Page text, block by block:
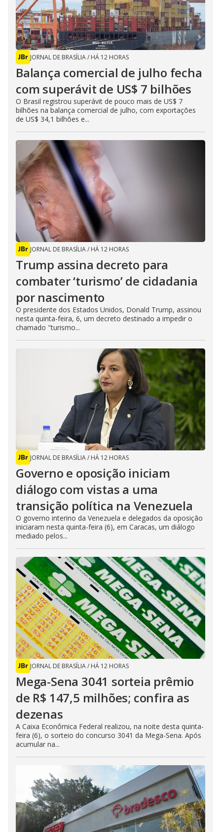
JORNAL DE BRASÍLIA/ HÁ 12 HORAS
Balança comercial de julho fecha
com superávit de US$ 7 bilhões
O Brasil registrou superávit de pouco mais de US$ 7
bilhões na balança comercial de julho, com exportações
de US$ 34,1 bilhões e...
JORNAL DE BRASÍLIA/ HÁ 12 HORAS
Trump assina decreto para
combater ‘turismo’ de cidadania
por nascimento
O presidente dos Estados Unidos, Donald Trump, assinou
nesta quinta-feira, 6, um decreto destinado a impedir o
chamado "turismo...
JORNAL DE BRASÍLIA/ HÁ 12 HORAS
Governo e oposição iniciam
diálogo com vistas a uma
transição política na Venezuela
O governo interino da Venezuela e delegados da oposição
iniciaram nesta quinta-feira (6), em Caracas, um diálogo
mediado pelos...
JORNAL DE BRASÍLIA/ HÁ 12 HORAS
Mega-Sena 3041 sorteia prêmio
de R$ 147,5 milhões; confira as
dezenas
A Caixa Econômica Federal realizou, na noite desta quinta-
feira (6), o sorteio do concurso 3041 da Mega-Sena. Após
acumular na...